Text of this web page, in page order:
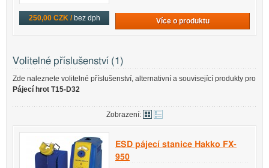
250,00 CZK /bez dph Více o produktu
Volitelné příslušenství (1)
Zde naleznete volitelné příslušenství, alternativní a související produkty pro
Pájecí hrot T15-D32
Zobrazení:
ESD pájecí stanice Hakko FX-
950